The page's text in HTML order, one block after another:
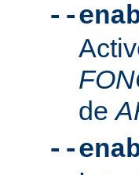
--
de
--